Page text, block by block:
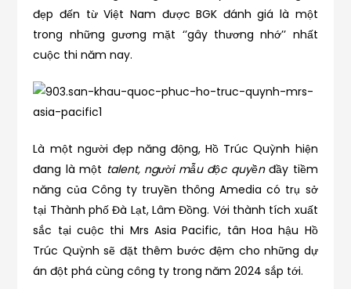
đẹp đến từ Việt Nam được BGK đánh giá là một
trong những gương mặt ‘’gây thương nhớ’’ nhất
cuộc thi năm nay.
Là một người đẹp năng động, Hồ Trúc Quỳnh hiện
đang là một talent, người mẫu độc quyềnđầy tiềm
năng của Công ty truyền thông Amedia có trụ sở
tại Thành phố Đà Lạt, Lâm Đồng. Với thành tích xuất
sắc tại cuộc thi Mrs Asia Pacific, tân Hoa hậu Hồ
Trúc Quỳnh sẽ đặt thêm bước đệm cho những dự
án đột phá cùng công ty trong năm 2024 sắp tới.